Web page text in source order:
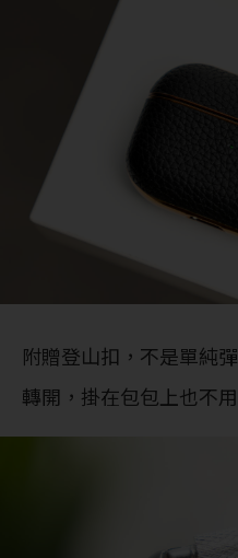
附贈登山扣，不是單純
轉開，掛在包包上也不